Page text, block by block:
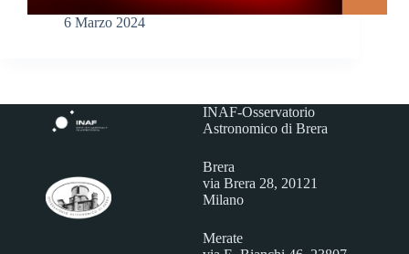
6 Marzo 2024
INAF-Osservatorio
Astronomico di Brera
Brera
via Brera 28, 20121
Milano
Merate